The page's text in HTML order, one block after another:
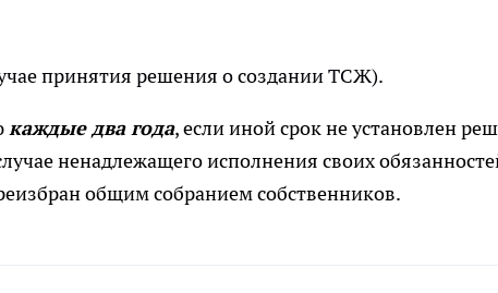
принятия решения о создании ТСЖ).
каждые два года, если иной срок не установлен
ненадлежащего исполнения своих
общим собранием собственников.